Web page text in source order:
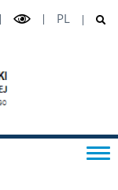
PL